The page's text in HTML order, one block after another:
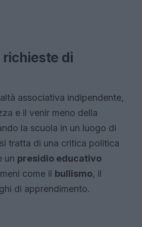
richieste di
associativa indipendente,
e il venir meno della
la scuola in un luogo di
tratta di una critica politica
un presidio educativo
come il bullismo, il
di apprendimento.